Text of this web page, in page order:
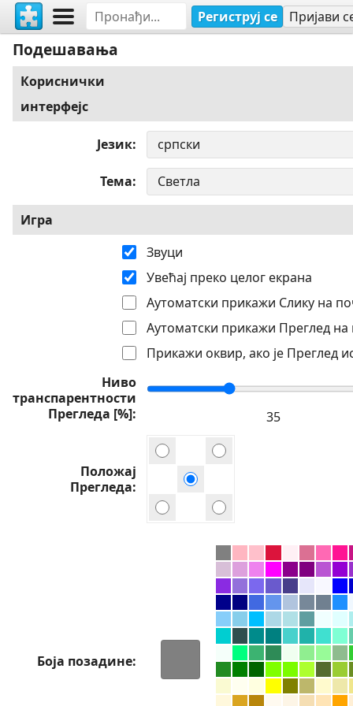
Региструј се Пријави
Подешавања
Кориснички
интерфејс
Језик
Тема
Игра
Звуци
Увећај преко целог екрана
Аутоматски прикажи Слику на
Аутоматски прикажи Преглед на
Прикажи оквир, ако је Преглед
Ниво
транспарентности
Прегледа [%]
Положај
Прегледа
Боја позадине